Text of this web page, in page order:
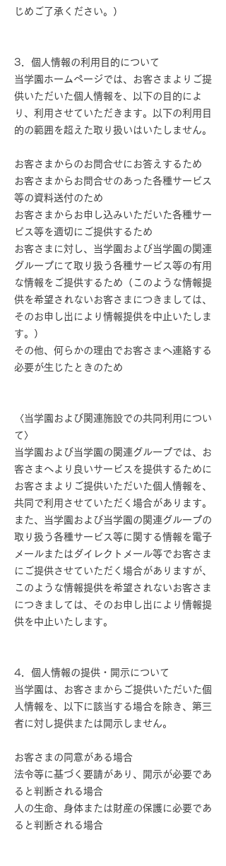
じめご了承ください。）
3．個人情報の利用目的について
当学園ホームページでは、お客さまよりご提
供いただいた個人情報を、以下の目的によ
り、利用させていただきます。以下の利用目
的の範囲を超えた取り扱いはいたしません。
お客さまからのお問合せにお答えするため
お客さまからお問合せのあった各種サービス
等の資料送付のため
お客さまからお申し込みいただいた各種サー
ビス等を適切にご提供するため
お客さまに対し、当学園および当学園の関連
グループにて取り扱う各種サービス等の有用
な情報をご提供するため（このような情報提
供を希望されないお客さまにつきましては、
そのお申し出により情報提供を中止いたしま
す。）
その他、何らかの理由でお客さまへ連絡する
必要が生じたときのため
〈当学園および関連施設での共同利用につい
て〉
当学園および当学園の関連グループでは、お
客さまへより良いサービスを提供するために
お客さまよりご提供いただいた個人情報を、
共同で利用させていただく場合があります。
また、当学園および当学園の関連グループの
取り扱う各種サービス等に関する情報を電子
メールまたはダイレクトメール等でお客さま
にご提供させていただく場合がありますが、
このような情報提供を希望されないお客さま
につきましては、そのお申し出により情報提
供を中止いたします。
4．個人情報の提供・開示について
当学園は、お客さまからご提供いただいた個
人情報を、以下に該当する場合を除き、第三
者に対し提供または開示しません。
お客さまの同意がある場合
法令等に基づく要請があり、開示が必要であ
ると判断される場合
人の生命、身体または財産の保護に必要であ
ると判断される場合